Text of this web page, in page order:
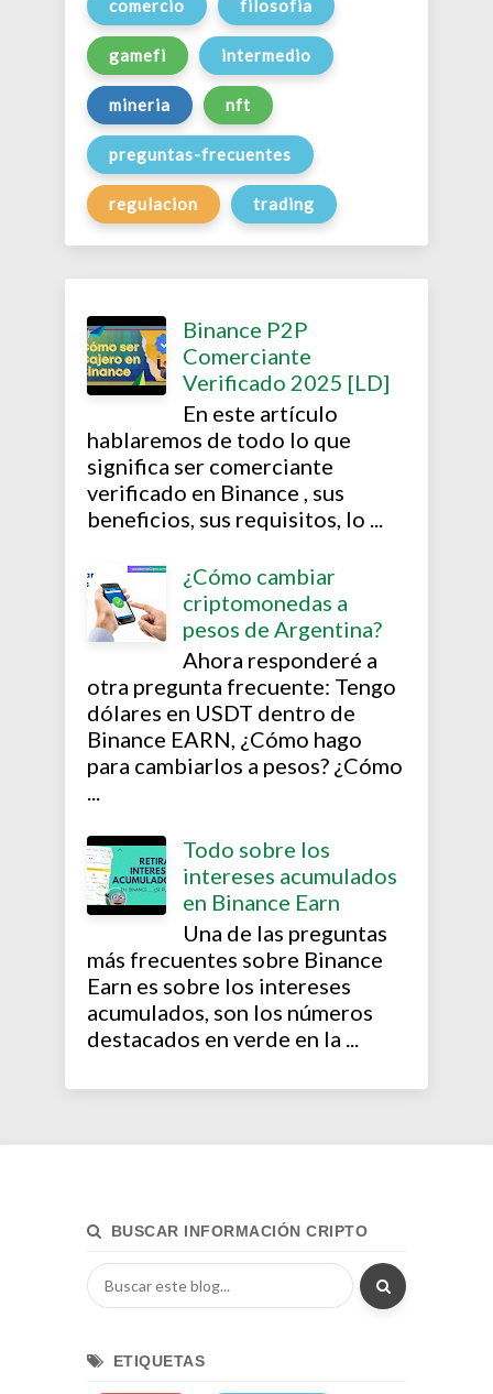
comercio filosofia
gamefi intermedio
mineria nft
preguntas-frecuentes
regulacion trading
Binance P2P
Comerciante
Verificado 2025 [LD]
En este artículo
hablaremos de todo lo que
significa ser comerciante
verificado en Binance , sus
beneficios, sus requisitos, lo ...
¿Cómo cambiar
criptomonedas a
pesos de Argentina?
Ahora responderé a
otra pregunta frecuente: Tengo
dólares en USDT dentro de
Binance EARN, ¿Cómo hago
para cambiarlos a pesos? ¿Cómo
...
Todo sobre los
intereses acumulados
en Binance Earn
Una de las preguntas
más frecuentes sobre Binance
Earn es sobre los intereses
acumulados, son los números
destacados en verde en la ...
BUSCAR INFORMACIÓN CRIPTO
ETIQUETAS